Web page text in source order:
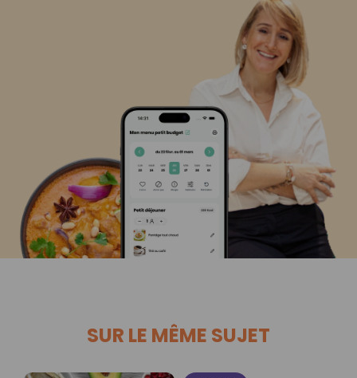
SUR LE MÊME SUJET